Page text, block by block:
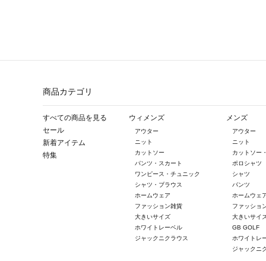
商品カテゴリ
すべての商品を見る
セール
新着アイテム
特集
ウィメンズ
アウター
ニット
カットソー
パンツ・スカート
ワンピース・チュニック
シャツ・ブラウス
ホームウェア
ファッション雑貨
大きいサイズ
ホワイトレーベル
ジャックニクラウス
メンズ
アウター
ニット
カットソー
ポロシャツ
シャツ
パンツ
ホームウェ
ファッショ
大きいサイ
GB GOLF
ホワイトレ
ジャックニ